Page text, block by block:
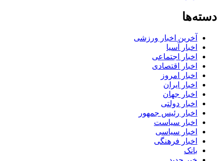
دسته‌ها
آخرین اخبار ورزشی
اخبار آسیا
اخبار اجتماعی
اخبار اقتصادی
اخبار امروز
اخبار ایران
اخبار جهان
اخبار دولتی
اخبار رئیس جمهور
اخبار سیاست
اخبار سیاسی
اخبار فرهنگی
بانک